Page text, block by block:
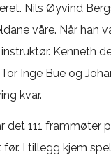
Nils Øyvind
våre. Når han
Kenneth
Inge Bue og
kvar.
det 111 frammøter
før. I tillegg kjem